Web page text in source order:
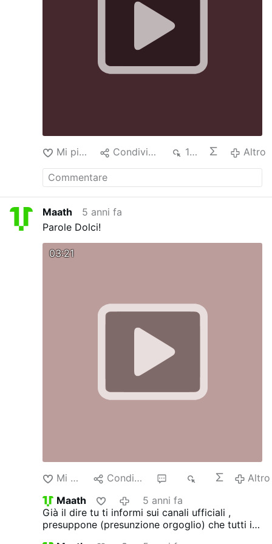
Mi piace Condividere 124 Altro
Maath
5 anni fa
Parole Dolci!
03:21
Mi piace Condividere
Altro
Maath
5 anni fa
Già il dire tu ti informi sui canali ufficiali ,
presuppone (presunzione orgoglio) che tutti i